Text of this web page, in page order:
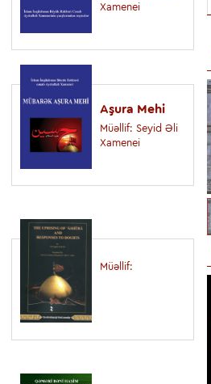
Xamenei
Aşura Mehi
Müəllif: Seyid Əli
Xamenei
Müəllif:
təvəllüd günü qeyd edilib - Foto